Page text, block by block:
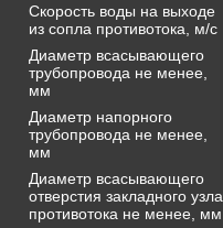
Скорость воды на выходе
из сопла противотока, м/с
Диаметр всасывающего
трубопровода не менее,
мм
Диаметр напорного
трубопровода не менее,
мм
Диаметр всасывающего
отверстия закладного узла
противотока не менее, мм